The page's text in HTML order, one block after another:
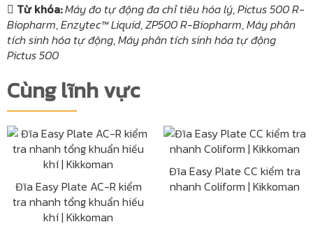
Từ khóa:Máy đo tự động đa chỉ tiêu hóa lý,Pictus 500 R-
Biopharm,Enzytec™ Liquid,ZP500 R-Biopharm,Máy phân
tích sinh hóa tự động,Máy phân tích sinh hóa tự động
Pictus 500
Cùng lĩnh vực
Đĩa Easy Plate AC-R kiểm
tra nhanh tổng khuẩn hiếu
khí | Kikkoman
Đĩa Easy Plate CC kiểm tra
nhanh Coliform | Kikkoman